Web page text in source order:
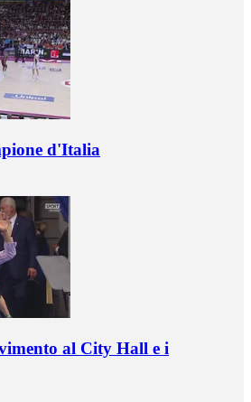
d'Italia
al City Hall e i